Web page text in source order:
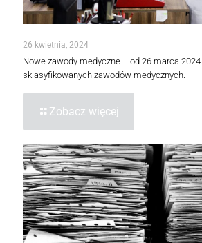
26 kwietnia, 2024
Nowe zawody medyczne – od 26 marca
sklasyfikowanych zawodów medycznych.
Zobacz więcej